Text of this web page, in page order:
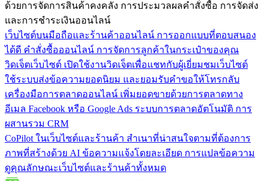
ด้วยการจัดการสินค้าคงคลัง การประมวลผลคำสั่งซื้อ การจัดส่ง
และการชำระเงินออนไลน์
เว็บไซต์บนมือถือและร้านค้าออนไลน์ การออกแบบที่ตอบสนอง
ได้ดี คำสั่งซื้อออนไลน์ การจัดการลูกค้าในกระเป๋าของคุณ
วิดเจ็ตเว็บไซต์ เปิดใช้งานวิดเจ็ตเพื่อแชทกับผู้เยี่ยมชมเว็บไซต์
ใช้ระบบส่งข้อความยอดนิยม และยอมรับคำขอให้โทรกลับ
เครื่องมือการตลาดออนไลน์ เพิ่มยอดขายด้วยการตลาดทาง
อีเมล Facebook หรือ Google Ads ระบบการตลาดอัตโนมัติ การ
ผสานรวม CRM
CoPilot ในเว็บไซต์และร้านค้า สำเนาที่น่าสนใจตามที่ต้องการ
ภาพที่สร้างด้วย AI ข้อความแจ้งโดยละเอียด การแปลข้อความ
ดูคุณลักษณะเว็บไซต์และร้านค้าทั้งหมด